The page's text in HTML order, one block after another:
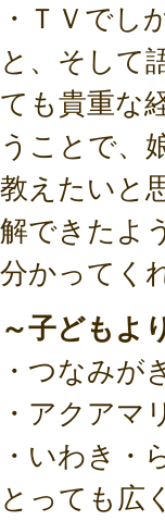
・ＴＶでし
と、そして
ても貴重な
うことで、
教えたいと
解できたよ
分かってく
～子どもよ
・つなみが
・アクアマ
・いわき・
とっても広